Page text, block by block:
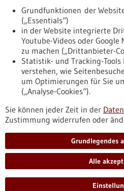
Nach oben
Informiert bleiben
Newsletter abonnieren
Grundfunktionen der
(„Essentials“)
in der Website integrierte
Youtube-Videos oder
zu machen („Drittanbieter-
Statistik- und Tracking-
verstehen, wie
um Optimierungen für Sie
(„Analyse-Cookies“).
Sie können jeder Zeit in der
Zustimmung widerrufen oder
Grundlegendes
Alle